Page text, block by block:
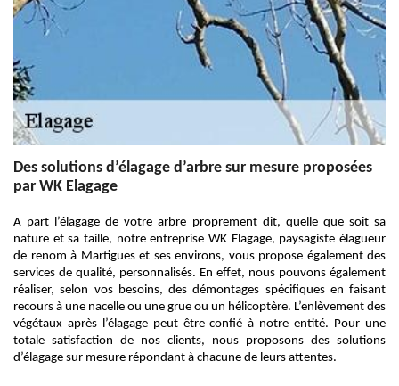
Des solutions d’élagage d’arbre sur mesure proposées
par WK Elagage
A part l’élagage de votre arbre proprement dit, quelle que soit sa
nature et sa taille, notre entreprise WK Elagage, paysagiste élagueur
de renom à Martigues et ses environs, vous propose également des
services de qualité, personnalisés. En effet, nous pouvons également
réaliser, selon vos besoins, des démontages spécifiques en faisant
recours à une nacelle ou une grue ou un hélicoptère. L’enlèvement des
végétaux après l’élagage peut être confié à notre entité. Pour une
totale satisfaction de nos clients, nous proposons des solutions
d’élagage sur mesure répondant à chacune de leurs attentes.